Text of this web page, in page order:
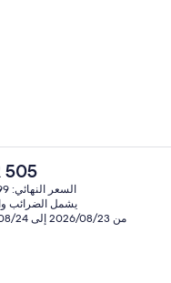
مطعم
السعر
الحالي
هو
SAR
505
السعر النهائي: SAR 599
يشمل الضرائب
من 2026/08/23 إلى 2026/08/24